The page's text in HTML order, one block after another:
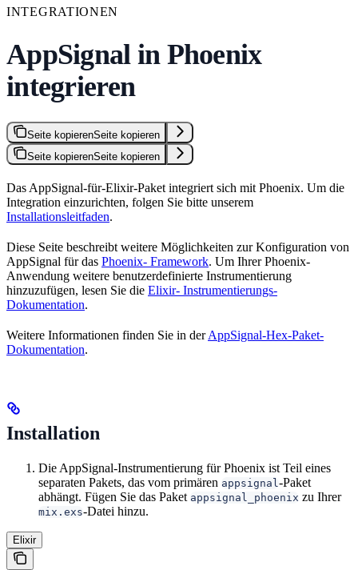
INTEGRATIONEN
AppSignal in Phoenix
integrieren
Seite kopierenSeite kopieren
Seite kopierenSeite kopieren
Das AppSignal-für-Elixir-Paket integriert sich mit Phoenix. Um die
Integration einzurichten, folgen Sie bitte unserem
Installationsleitfaden.
Diese Seite beschreibt weitere Möglichkeiten zur Konfiguration von
AppSignal für das Phoenix- Framework. Um Ihrer Phoenix-
Anwendung weitere benutzerdefinierte Instrumentierung
hinzuzufügen, lesen Sie die Elixir- Instrumentierungs-
Dokumentation.
Weitere Informationen finden Sie in derAppSignal-Hex-Paket-
Dokumentation.
Installation
Die AppSignal-Instrumentierung für Phoenix ist Teil eines
separaten Pakets, das vom primären appsignal -Paket
abhängt. Fügen Sie das Paket appsignal_phoenix zu Ihrer
mix.exs-Datei hinzu.
Elixir